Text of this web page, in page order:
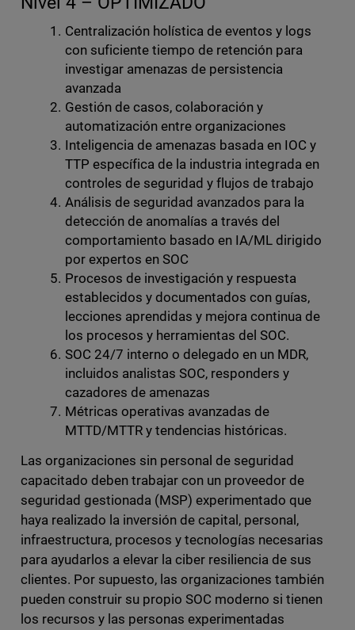
Centralización holística de eventos y logs
con suficiente tiempo de retención para
investigar amenazas de persistencia
avanzada
Gestión de casos, colaboración y
automatización entre organizaciones
Inteligencia de amenazas basada en IOC y
TTP específica de la industria integrada en
controles de seguridad y flujos de trabajo
Análisis de seguridad avanzados para la
detección de anomalías a través del
comportamiento basado en IA/ML dirigido
por expertos en SOC
Procesos de investigación y respuesta
establecidos y documentados con guías,
lecciones aprendidas y mejora continua de
los procesos y herramientas del SOC.
SOC 24/7 interno o delegado en un MDR,
incluidos analistas SOC, responders y
cazadores de amenazas
Métricas operativas avanzadas de
MTTD/MTTR y tendencias históricas.
Las organizaciones sin personal de seguridad
capacitado deben trabajar con un proveedor de
seguridad gestionada (MSP) experimentado que
haya realizado la inversión de capital, personal,
infraestructura, procesos y tecnologías necesarias
para ayudarlos a elevar la ciber resiliencia de sus
clientes. Por supuesto, las organizaciones también
pueden construir su propio SOC moderno si tienen
los recursos y las personas experimentadas